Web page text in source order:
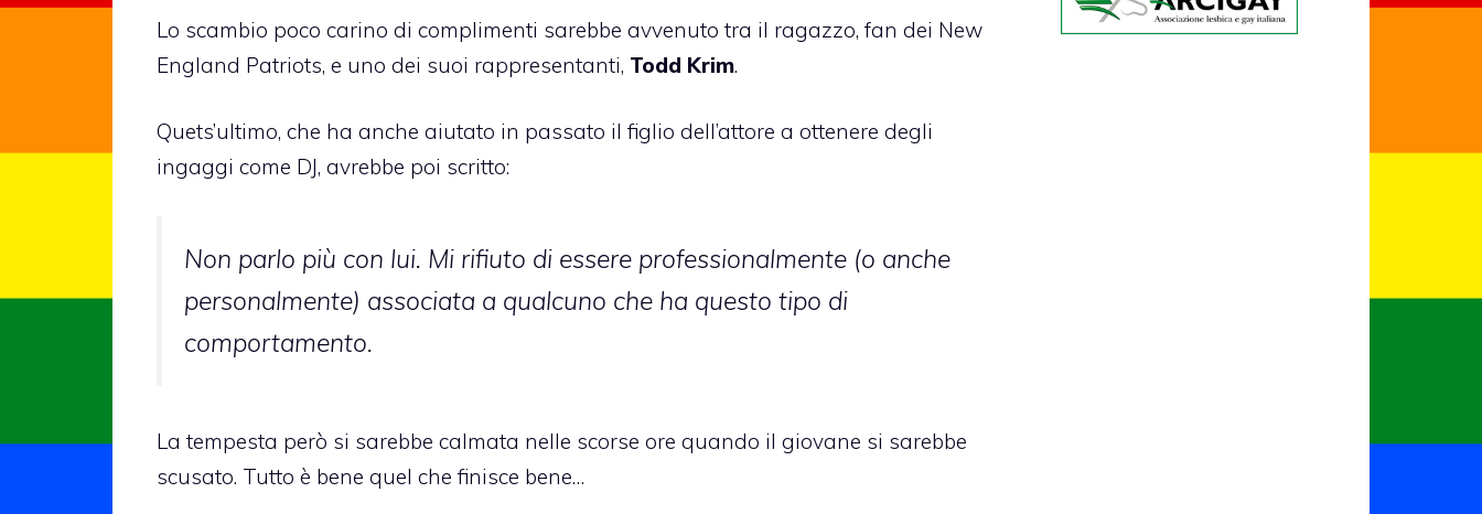
Lo scambio poco carino di complimenti sarebbe avvenuto tra il ragazzo, fan dei New
England Patriots, e uno dei suoi rappresentanti, Todd Krim.
Quets’ultimo, che ha anche aiutato in passato il figlio dell’attore a ottenere degli
ingaggi come DJ, avrebbe poi scritto:
Non parlo più con lui. Mi rifiuto di essere professionalmente (o anche
personalmente) associata a qualcuno che ha questo tipo di
comportamento.
La tempesta però si sarebbe calmata nelle scorse ore quando il giovane si sarebbe
scusato. Tutto è bene quel che finisce bene…